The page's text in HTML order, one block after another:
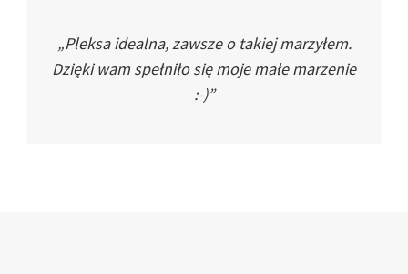
„Pleksa idealna, zawsze o takiej marzyłem.
Dzięki wam spełniło się moje małe marzenie
:-)”